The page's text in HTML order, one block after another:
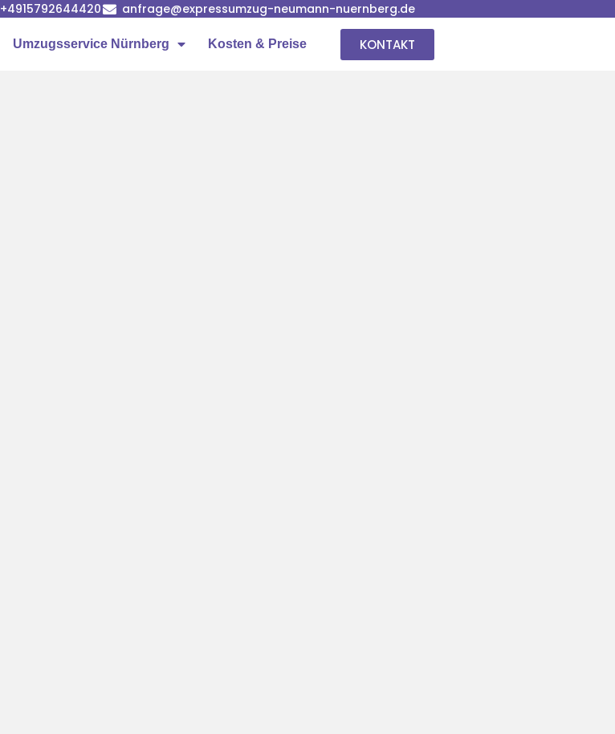
+4915792644420 anfrage@expressumzug-neumann-nuernberg.de
Umzugsservice Nürnberg Kosten & Preise KONTAKT